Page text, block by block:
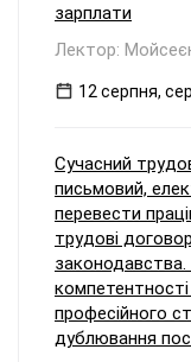
зарплати
Лектор:
12 серпня,
Сучасний
письмовий,
перевести
трудові
законодавства.
професійного
дублювання